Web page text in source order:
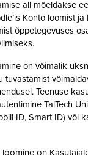
all mõeldakse
Konto loomist ja
õppetegevuses
on võimalik
tuvastamist
Teenuse
TalTech
ID, Smart-ID) või
on